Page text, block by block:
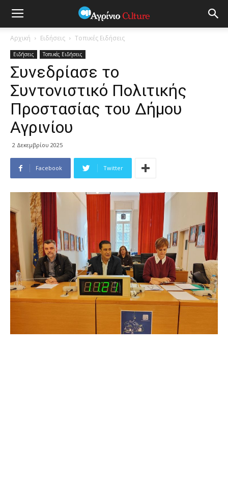
Αρχική Ειδήσεις Τοπικές Ειδήσεις
Ειδήσεις Τοπικές Ειδήσεις
Συνεδρίασε το
Συντονιστικό Πολιτικής
Προστασίας του Δήμου
Αγρινίου
2 Δεκεμβρίου 2025
Facebook Twitter